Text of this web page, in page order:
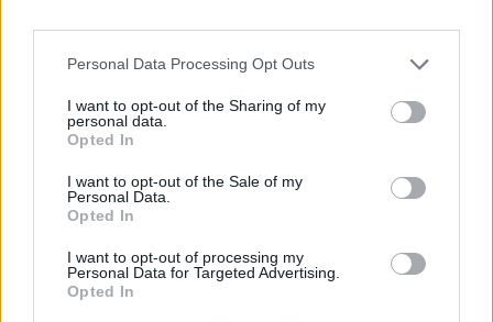
Personal Data Processing Opt Outs
I want to opt-out of the Sharing of my
personal data.
Opted In
I want to opt-out of the Sale of my
Personal Data.
Opted In
I want to opt-out of processing my
Personal Data for Targeted Advertising.
Opted In
#štrajk